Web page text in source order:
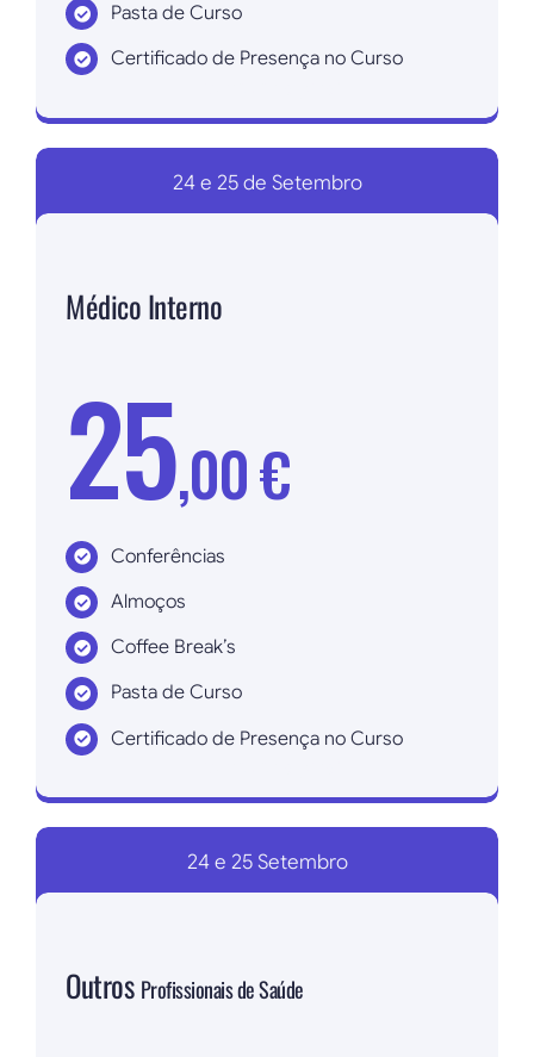
Pasta de Curso
Certificado de Presença no Curso
24 e 25 de Setembro
Médico Interno
25,00 €
Conferências
Almoços
Coffee Break’s
Pasta de Curso
Certificado de Presença no Curso
24 e 25 Setembro
Outros Profissionais de Saúde